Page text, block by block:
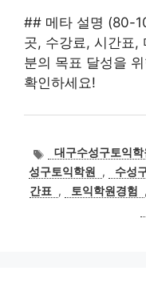
## 메타 설명 (80-
곳, 수강료, 시간표,
분의 목표 달성을
확인하세요!
태
그
대구수성구토익학
성구토익학원
, 수성
간표
, 토익학원경험 ,